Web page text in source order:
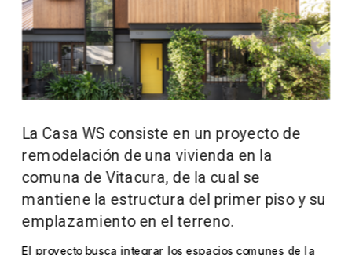
La Casa WS consiste en un proyecto de
remodelación de una vivienda en la
comuna de Vitacura, de la cual se
mantiene la estructura del primer piso y su
emplazamiento en el terreno.
El proyecto busca integrar los espacios comunes de la